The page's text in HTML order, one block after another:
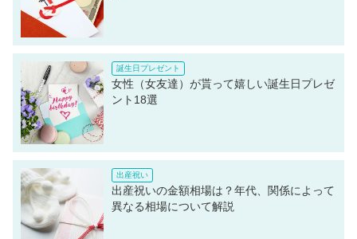
女性（女友達）が貰って嬉しい誕生日プレゼ
ント18選
出産祝いの金額相場は？年代、関係によって
異なる相場について解説